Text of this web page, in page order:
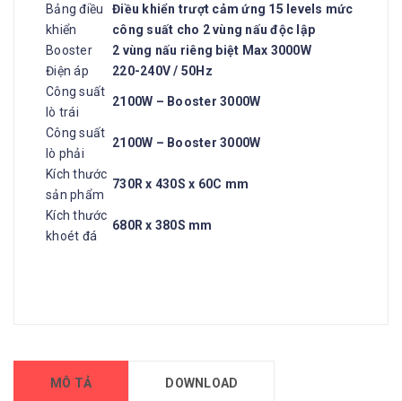
Bảng điều
khiển
Điều khiển trượt cảm ứng 15 levels mức
công suất cho 2 vùng nấu độc lập
Booster
2 vùng nấu riêng biệt Max 3000W
Điện áp
220-240V / 50Hz
Công suất
lò trái
2100W – Booster 3000W
Công suất
lò phải
2100W – Booster 3000W
Kích thước
sản phẩm
730R x 430S x 60C mm
Kích thước
khoét đá
680R x 380S mm
MÔ TẢ DOWNLOAD